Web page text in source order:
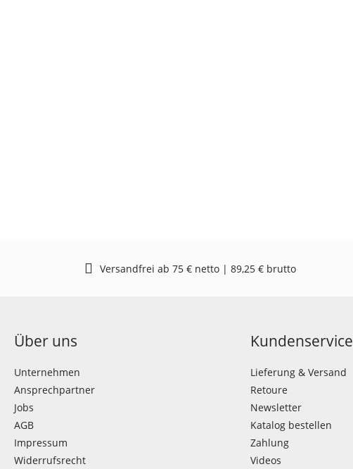
Versandfrei ab 75 € netto | 89,25 € brutto
Über uns
Unternehmen
Ansprechpartner
Jobs
AGB
Impressum
Widerrufsrecht
Kundenservice
Lieferung & Versand
Retoure
Newsletter
Katalog bestellen
Zahlung
Videos